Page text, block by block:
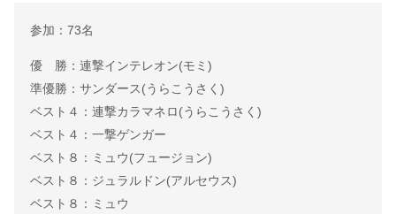
参加：73名
優 勝：連撃インテレオン(モミ)
準優勝：サンダース(うらこうさく)
ベスト４：連撃カラマネロ(うらこうさく)
ベスト４：一撃ゲンガー
ベスト８：ミュウ(フュージョン)
ベスト８：ジュラルドン(アルセウス)
ベスト８：ミュウ